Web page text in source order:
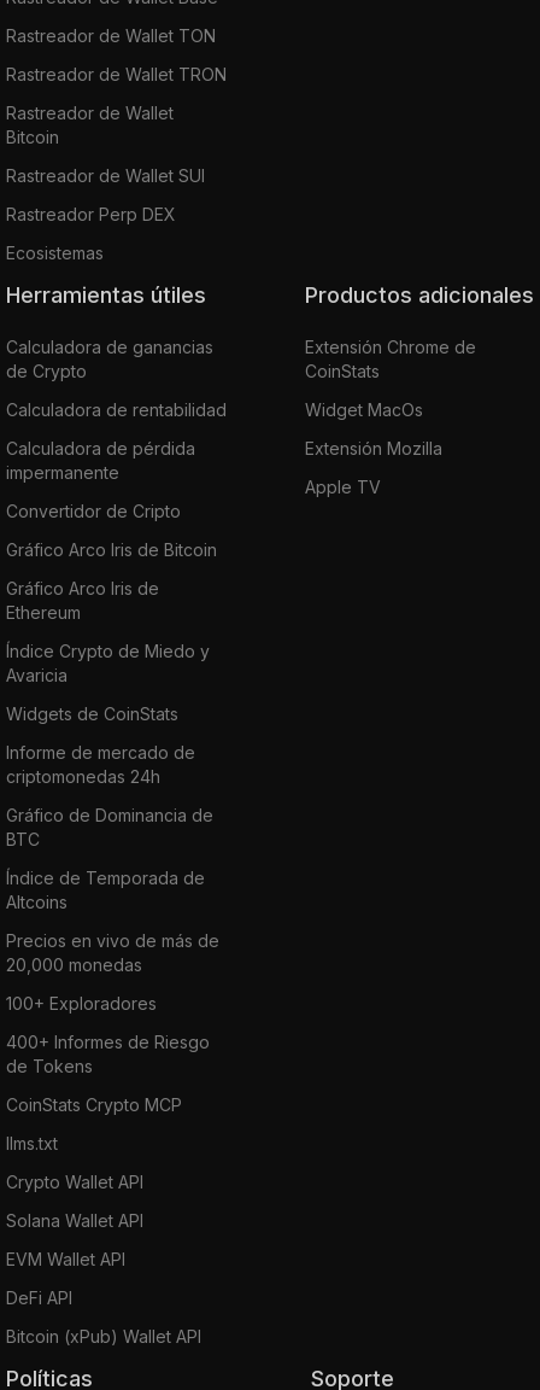
Rastreador de Wallet TON
Rastreador de Wallet TRON
Rastreador de Wallet
Bitcoin
Rastreador de Wallet SUI
Rastreador Perp DEX
Ecosistemas
Herramientas útiles
Calculadora de ganancias
de Crypto
Calculadora de rentabilidad
Calculadora de pérdida
impermanente
Convertidor de Cripto
Gráfico Arco Iris de Bitcoin
Gráfico Arco Iris de
Ethereum
Índice Crypto de Miedo y
Avaricia
Widgets de CoinStats
Informe de mercado de
criptomonedas 24h
Gráfico de Dominancia de
BTC
Índice de Temporada de
Altcoins
Precios en vivo de más de
20,000 monedas
100+ Exploradores
400+ Informes de Riesgo
de Tokens
CoinStats Crypto MCP
llms.txt
Crypto Wallet API
Solana Wallet API
EVM Wallet API
DeFi API
Bitcoin (xPub) Wallet API
Productos adicionales
Extensión Chrome de
CoinStats
Widget MacOs
Extensión Mozilla
Apple TV
Políticas Soporte